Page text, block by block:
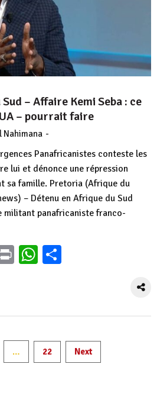
– Affaire Kemi Seba : ce
– pourrait faire
Nahimana -
Panafricanistes conteste les
lui et dénonce une répression
sa famille. Pretoria (Afrique du
– Détenu en Afrique du Sud
militant panafricaniste franco-
PrintWhatsApp
… 22 Next